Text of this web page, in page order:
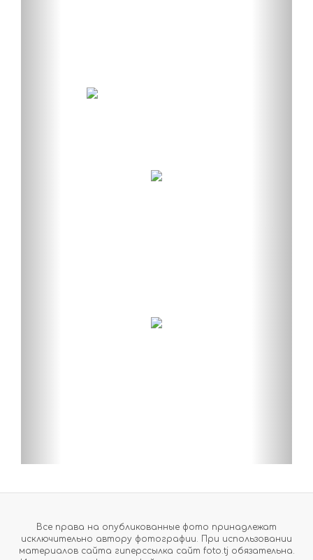
Все права на опубликованные фото принадлежат
исключительно автору фотографии. При использовании
материалов сайта гиперссылка сайт foto.tj обязательна.